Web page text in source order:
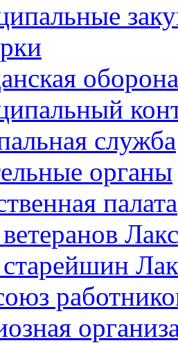
служба
органы
палата